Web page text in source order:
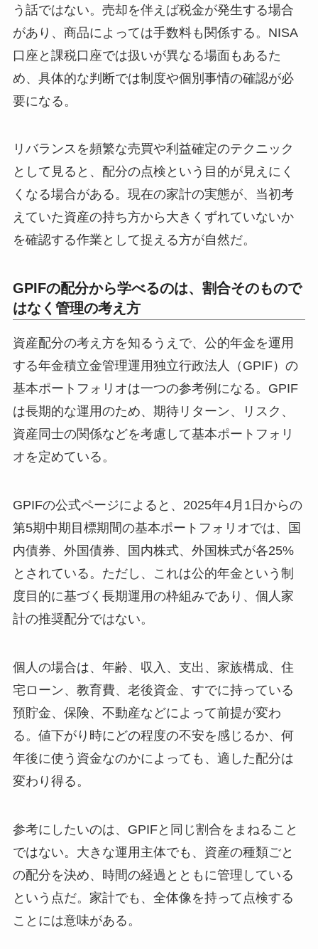
う話ではない。売却を伴えば税金が発生する場合
があり、商品によっては手数料も関係する。NISA
口座と課税口座では扱いが異なる場面もあるた
め、具体的な判断では制度や個別事情の確認が必
要になる。
リバランスを頻繁な売買や利益確定のテクニック
として見ると、配分の点検という目的が見えにく
くなる場合がある。現在の家計の実態が、当初考
えていた資産の持ち方から大きくずれていないか
を確認する作業として捉える方が自然だ。
GPIFの配分から学べるのは、割合そのもので
はなく管理の考え方
資産配分の考え方を知るうえで、公的年金を運用
する年金積立金管理運用独立行政法人（GPIF）の
基本ポートフォリオは一つの参考例になる。GPIF
は長期的な運用のため、期待リターン、リスク、
資産同士の関係などを考慮して基本ポートフォリ
オを定めている。
GPIFの公式ページによると、2025年4月1日からの
第5期中期目標期間の基本ポートフォリオでは、国
内債券、外国債券、国内株式、外国株式が各25%
とされている。ただし、これは公的年金という制
度目的に基づく長期運用の枠組みであり、個人家
計の推奨配分ではない。
個人の場合は、年齢、収入、支出、家族構成、住
宅ローン、教育費、老後資金、すでに持っている
預貯金、保険、不動産などによって前提が変わ
る。値下がり時にどの程度の不安を感じるか、何
年後に使う資金なのかによっても、適した配分は
変わり得る。
参考にしたいのは、GPIFと同じ割合をまねること
ではない。大きな運用主体でも、資産の種類ごと
の配分を決め、時間の経過とともに管理している
という点だ。家計でも、全体像を持って点検する
ことには意味がある。